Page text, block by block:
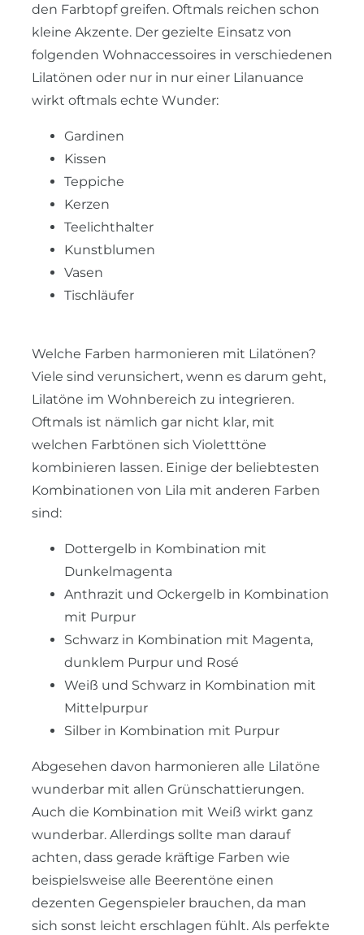
den Farbtopf greifen. Oftmals reichen schon
kleine Akzente. Der gezielte Einsatz von
folgenden Wohnaccessoires in verschiedenen
Lilatönen oder nur in nur einer Lilanuance
wirkt oftmals echte Wunder:
Gardinen
Kissen
Teppiche
Kerzen
Teelichthalter
Kunstblumen
Vasen
Tischläufer
Welche Farben harmonieren mit Lilatönen?
Viele sind verunsichert, wenn es darum geht,
Lilatöne im Wohnbereich zu integrieren.
Oftmals ist nämlich gar nicht klar, mit
welchen Farbtönen sich Violetttöne
kombinieren lassen. Einige der beliebtesten
Kombinationen von Lila mit anderen Farben
sind:
Dottergelb in Kombination mit
Dunkelmagenta
Anthrazit und Ockergelb in Kombination
mit Purpur
Schwarz in Kombination mit Magenta,
dunklem Purpur und Rosé
Weiß und Schwarz in Kombination mit
Mittelpurpur
Silber in Kombination mit Purpur
Abgesehen davon harmonieren alle Lilatöne
wunderbar mit allen Grünschattierungen.
Auch die Kombination mit Weiß wirkt ganz
wunderbar. Allerdings sollte man darauf
achten, dass gerade kräftige Farben wie
beispielsweise alle Beerentöne einen
dezenten Gegenspieler brauchen, da man
sich sonst leicht erschlagen fühlt. Als perfekte